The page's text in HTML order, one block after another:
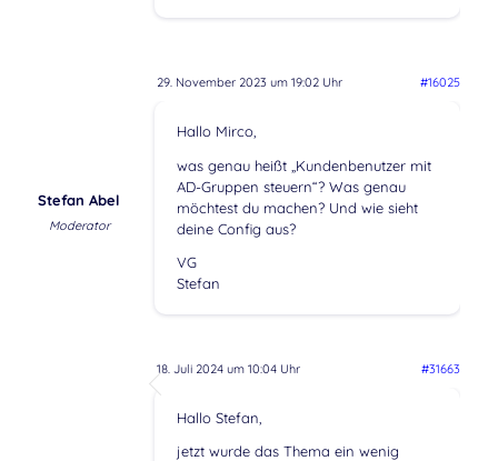
29. November 2023 um 19:02 Uhr #16025
Stefan Abel
Moderator
Hallo Mirco,
was genau heißt „Kundenbenutzer mit
AD-Gruppen steuern“? Was genau
möchtest du machen? Und wie sieht
deine Config aus?
VG
Stefan
18. Juli 2024 um 10:04 Uhr #31663
Hallo Stefan,
jetzt wurde das Thema ein wenig